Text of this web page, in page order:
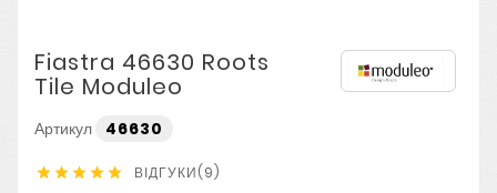
Fiastra 46630 Roots
Tile Moduleo
Артикул 46630
     ВІДГУКИ(9)